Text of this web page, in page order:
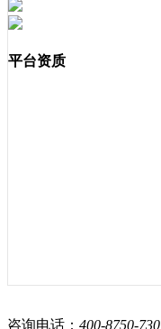
平台资质
咨询电话： 400-8750-730